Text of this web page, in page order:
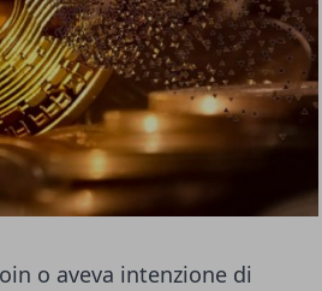
o aveva intenzione di